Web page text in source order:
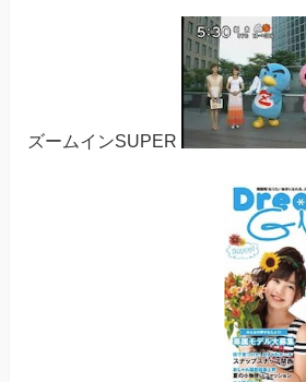
ズームインSUPER